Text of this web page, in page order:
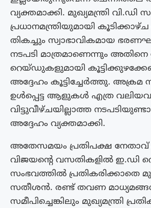
വ്യക്തമാക്കി. മുഖ്യമന്ത്രി വി.ഡി
പ്രധാനമന്ത്രിയുമായി
തികച്ചും സ്വാഭാവികമായ
നടപടി മാത്രമാണെന്നും അതിനെ
റെയ്‌ഡുകളുമായി
അദ്ദേഹം കൂട്ടിച്ചേർത്തു. അക്രമ
ഉൾപ്പെട്ട ആളുകൾ എത്ര
വിട്ടുവീഴ്‌ചയില്ലാത്ത
അദ്ദേഹം വ്യക്തമാക്കി.
അതേസമയം പ്രതിപക്ഷ നേതാവ്
വിജയന്റെ വസതികളിൽ ഇ.ഡി
സംഭവത്തിൽ പ്രതികരിക്കാതെ
സതീശൻ. രണ്ട് തവണ
സമീപിച്ചെങ്കിലും മുഖ്യമന്ത്രി